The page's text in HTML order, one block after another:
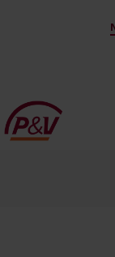
Twee